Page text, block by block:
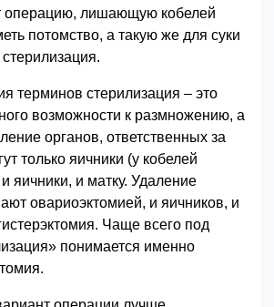
операцию, лишающую кобелей
потомство, а такую же для суки
терминов стерилизация – это
возможности к размножению, а
органов, ответственных за
только яичники (у кобелей
яичники, и матку. Удаление
овариоэктомией, и яичников, и
Чаще всего под
понимается именно